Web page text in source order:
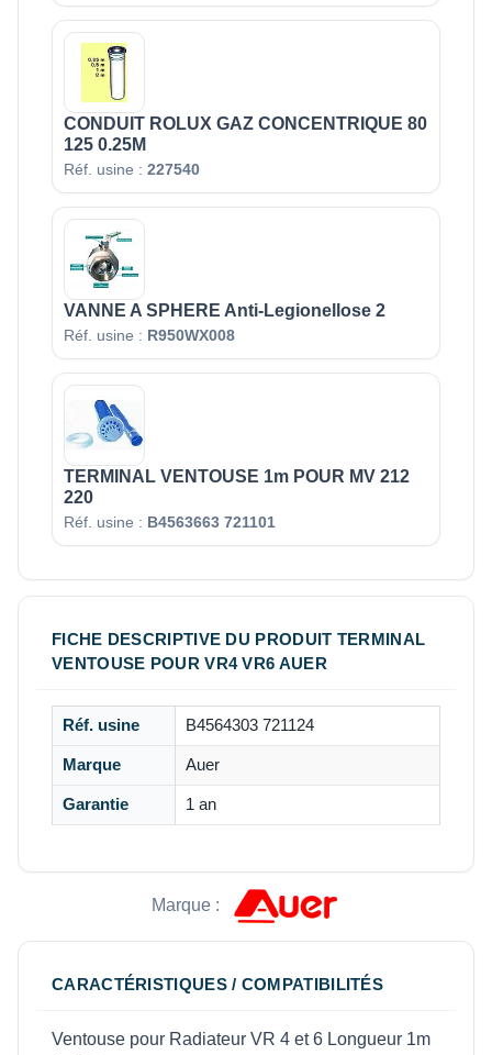
CONDUIT ROLUX GAZ CONCENTRIQUE 80
125 0.25M
Réf. usine : 227540
VANNE A SPHERE Anti-Legionellose 2
Réf. usine : R950WX008
TERMINAL VENTOUSE 1m POUR MV 212
220
Réf. usine : B4563663 721101
FICHE DESCRIPTIVE DU PRODUIT TERMINAL
VENTOUSE POUR VR4 VR6 AUER
Réf. usine B4564303 721124
Marque Auer
Garantie 1 an
Marque :
CARACTÉRISTIQUES / COMPATIBILITÉS
Ventouse pour Radiateur VR 4 et 6 Longueur 1m